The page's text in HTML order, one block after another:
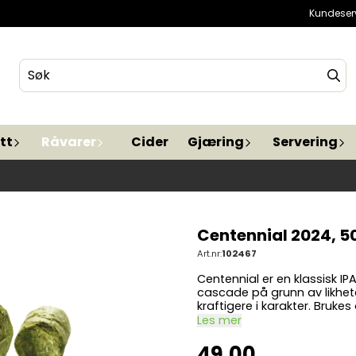
Råvarer Cider Gjæring Servering
Centennial 2024,
Art.nr:102467
Centennial er en klassisk
cascade på grunn av
kraftigere i karakter. Brukes ofte til West Coast IPA og American Pale Ale. Passer
også godt i barley wines,
State University i 1974
Les mer